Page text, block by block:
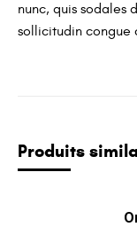
nunc, quis sodales
sollicitudin congue
Produits